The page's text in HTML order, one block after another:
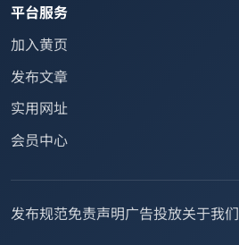
平台服务
加入黄页
发布文章
实用网址
会员中心
发布规范免责声明广告投放关于我们